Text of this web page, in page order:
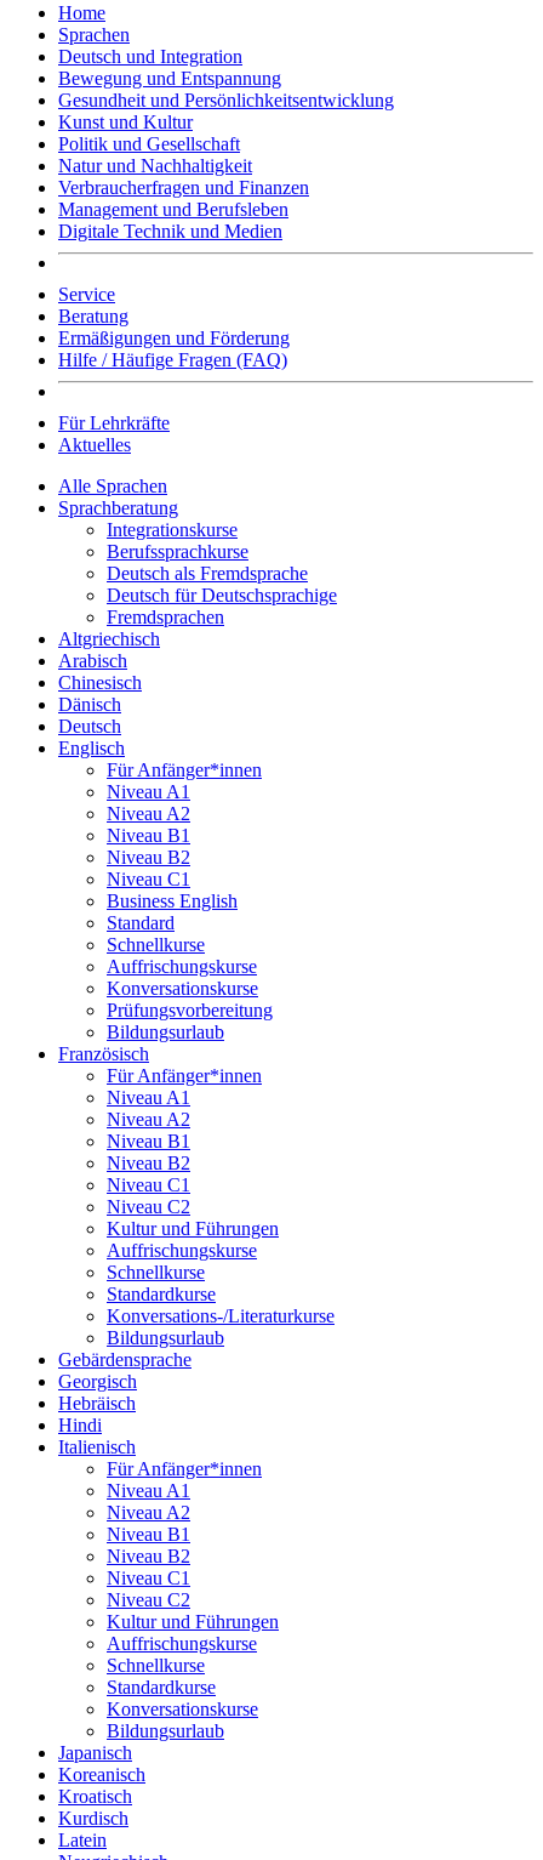
Home
Sprachen
Deutsch und Integration
Bewegung und Entspannung
Gesundheit und Persönlichkeitsentwicklung
Kunst und Kultur
Politik und Gesellschaft
Natur und Nachhaltigkeit
Verbraucherfragen und Finanzen
Management und Berufsleben
Digitale Technik und Medien
Service
Beratung
Ermäßigungen und Förderung
Hilfe / Häufige Fragen (FAQ)
Für Lehrkräfte
Aktuelles
Alle Sprachen
Sprachberatung
Integrationskurse
Berufssprachkurse
Deutsch als Fremdsprache
Deutsch für Deutschsprachige
Fremdsprachen
Altgriechisch
Arabisch
Chinesisch
Dänisch
Deutsch
Englisch
Für Anfänger*innen
Niveau A1
Niveau A2
Niveau B1
Niveau B2
Niveau C1
Business English
Standard
Schnellkurse
Auffrischungskurse
Konversationskurse
Prüfungsvorbereitung
Bildungsurlaub
Französisch
Für Anfänger*innen
Niveau A1
Niveau A2
Niveau B1
Niveau B2
Niveau C1
Niveau C2
Kultur und Führungen
Auffrischungskurse
Schnellkurse
Standardkurse
Konversations-/Literaturkurse
Bildungsurlaub
Gebärdensprache
Georgisch
Hebräisch
Hindi
Italienisch
Für Anfänger*innen
Niveau A1
Niveau A2
Niveau B1
Niveau B2
Niveau C1
Niveau C2
Kultur und Führungen
Auffrischungskurse
Schnellkurse
Standardkurse
Konversationskurse
Bildungsurlaub
Japanisch
Koreanisch
Kroatisch
Kurdisch
Latein